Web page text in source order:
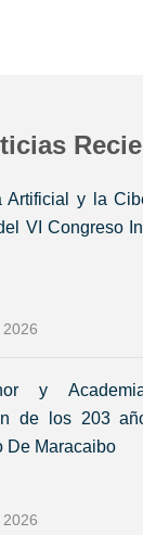
Artificial y la
VI Congreso
y
de los 203
De Maracaibo